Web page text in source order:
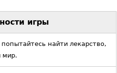
игры
попытайтесь найти лекарство,
мир.